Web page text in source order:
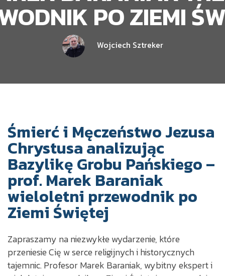
PO ZIEMI
Wojciech Sztreker
Śmierć i Męczeństwo Jezusa
Chrystusa analizując
Bazylikę Grobu Pańskiego –
prof. Marek Baraniak
wieloletni przewodnik po
Ziemi Świętej
Zapraszamy na niezwykłe wydarzenie, które
przeniesie Cię w serce religijnych i historycznych
tajemnic. Profesor Marek Baraniak, wybitny ekspert i